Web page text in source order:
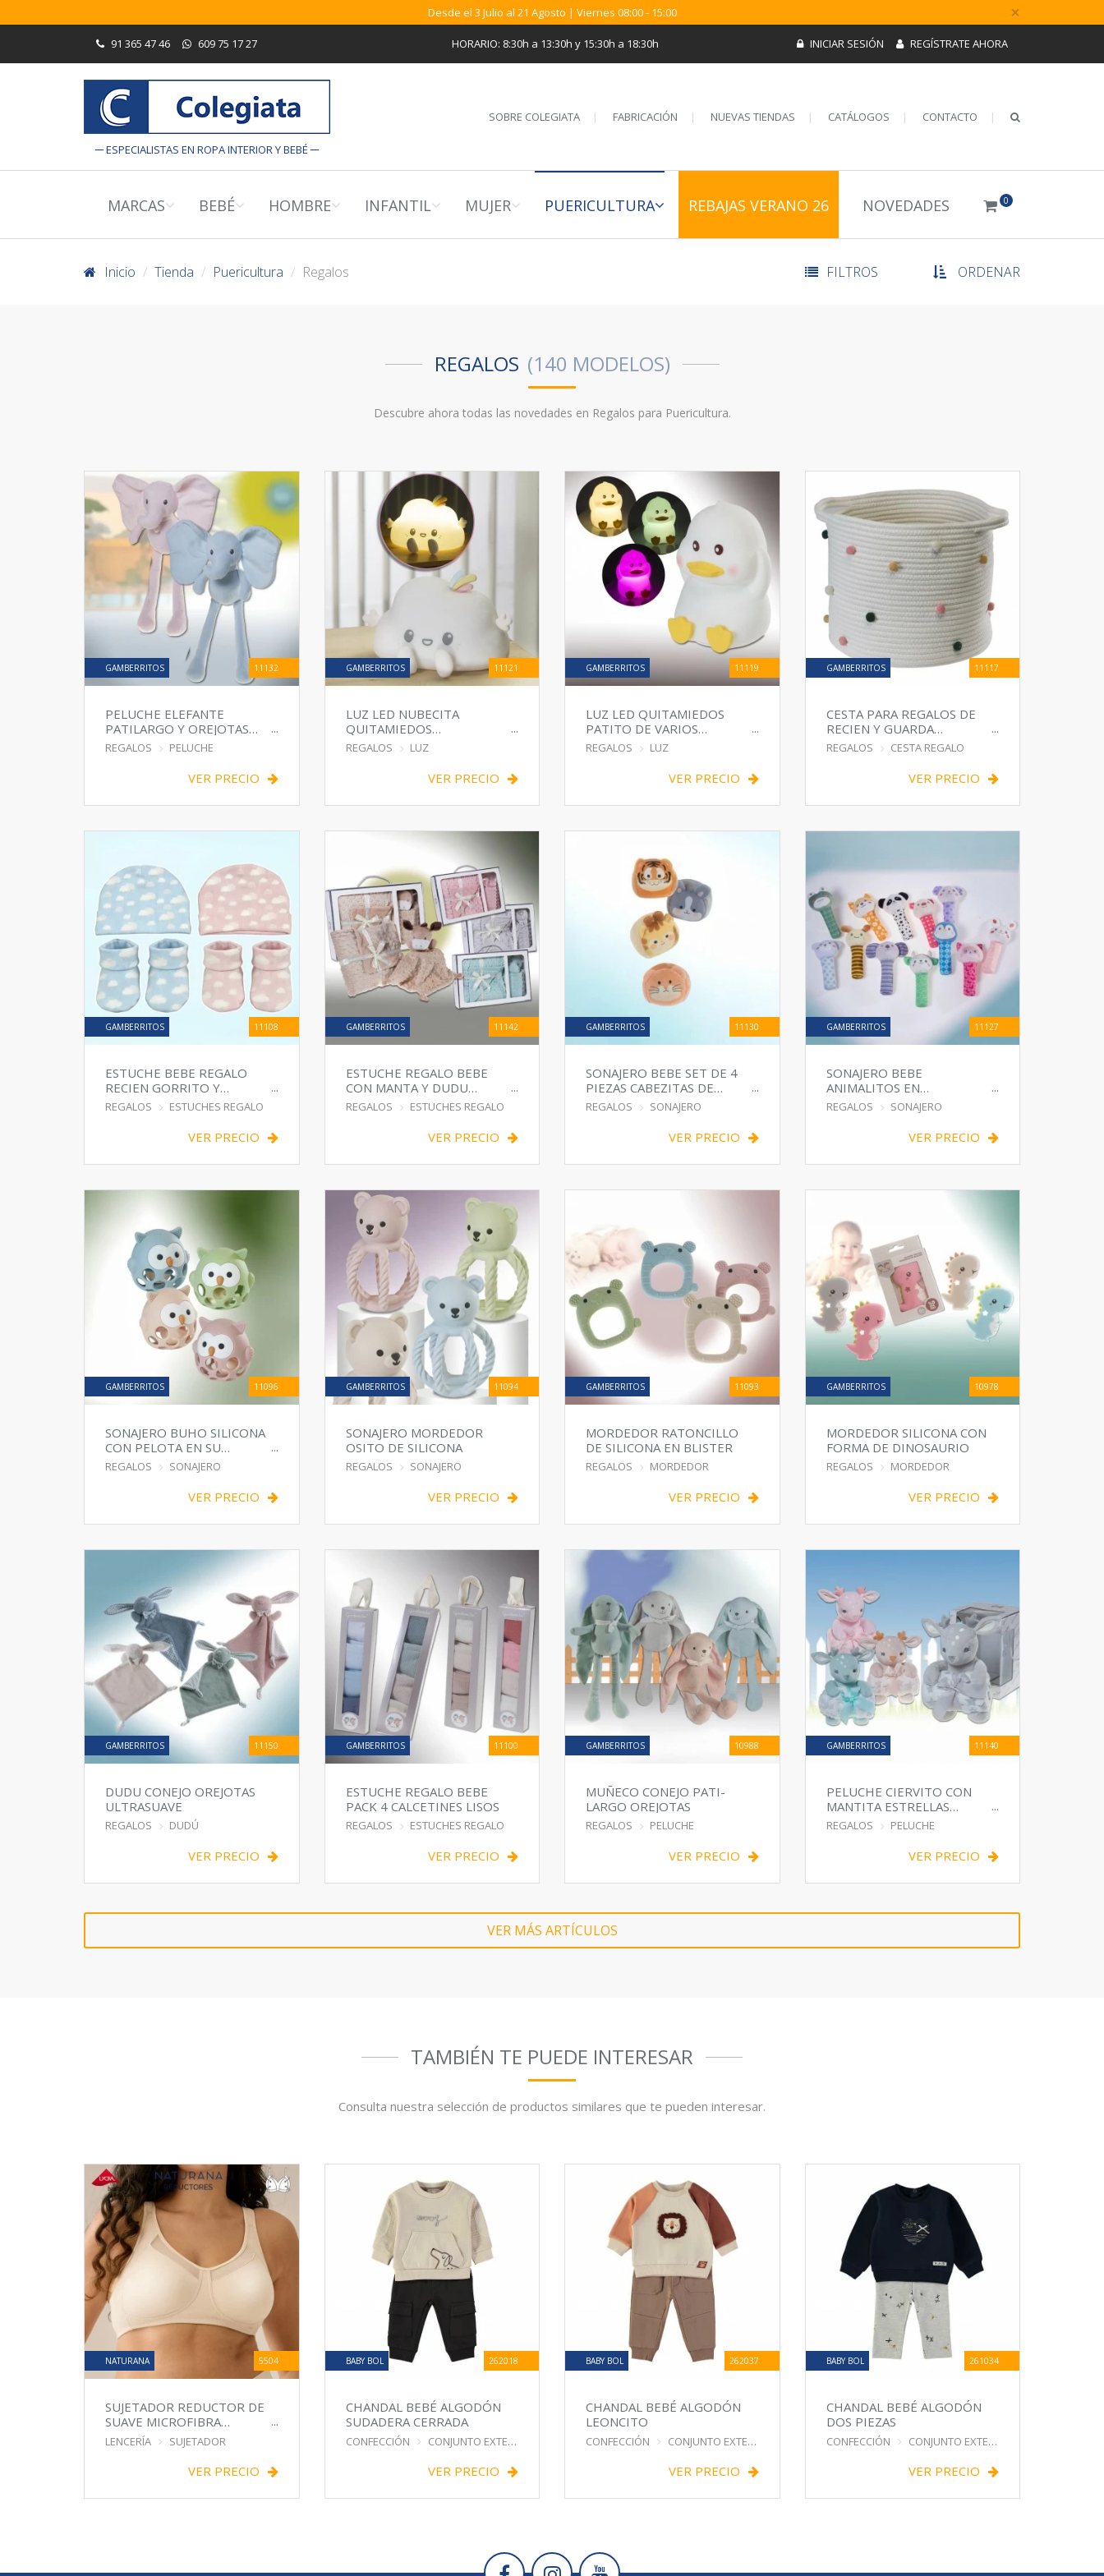
Desde el 3 Julio al 21 Agosto | Viernes 08:00 - 15:00 ×
91 365 47 46 609 75 17 27 HORARIO: 8:30h a 13:30h y 15:30h a 18:30h INICIAR SESIÓN REGÍSTRATE AHORA
ESPECIALISTAS EN ROPA INTERIOR Y BEBÉ
SOBRE COLEGIATA FABRICACIÓN NUEVAS TIENDAS CATÁLOGOS CONTACTO
MARCAS BEBÉ HOMBRE INFANTIL MUJER PUERICULTURA REBAJAS VERANO 26 NOVEDADES 0
Inicio Tienda Puericultura Regalos FILTROS ORDENAR
REGALOS
Descubre ahora todas las novedades en Regalos para Puericultura.
GAMBERRITOS 11132
PELUCHE ELEFANTE
PATILARGO Y OREJOTAS
TACTO SUAVE
REGALOS PELUCHE
VER PRECIO
GAMBERRITOS 11121
LUZ LED NUBECITA
QUITAMIEDOS
RECARGABLE
REGALOS LUZ
VER PRECIO
GAMBERRITOS 11119
LUZ LED QUITAMIEDOS
PATITO DE VARIOS
COLORES
REGALOS LUZ
VER PRECIO
GAMBERRITOS 11117
CESTA PARA REGALOS DE
RECIEN Y GUARDA
JUGUETES
REGALOS CESTA REGALO
VER PRECIO
GAMBERRITOS 11108
ESTUCHE BEBE REGALO
RECIEN GORRITO Y
PATUCOS
REGALOS ESTUCHES REGALO
VER PRECIO
GAMBERRITOS 11142
ESTUCHE REGALO BEBE
CON MANTA Y DUDU
ANIMALES
REGALOS ESTUCHES REGALO
VER PRECIO
GAMBERRITOS 11130
SONAJERO BEBE SET DE 4
PIEZAS CABEZITAS DE
ANIMAL
REGALOS SONAJERO
VER PRECIO
GAMBERRITOS 11127
SONAJERO BEBE
ANIMALITOS EN
EXPOSITOR 12 SURTIDO
REGALOS SONAJERO
VER PRECIO
GAMBERRITOS 11096
SONAJERO BUHO SILICONA
CON PELOTA EN SU
INTERIOR
REGALOS SONAJERO
VER PRECIO
GAMBERRITOS 11094
SONAJERO MORDEDOR
OSITO DE SILICONA
REGALOS SONAJERO
VER PRECIO
GAMBERRITOS 11093
MORDEDOR RATONCILLO
DE SILICONA EN BLISTER
REGALOS MORDEDOR
VER PRECIO
GAMBERRITOS 10978
MORDEDOR SILICONA CON
FORMA DE DINOSAURIO
REGALOS MORDEDOR
VER PRECIO
GAMBERRITOS 11150
DUDU CONEJO OREJOTAS
ULTRASUAVE
REGALOS DUDÚ
VER PRECIO
GAMBERRITOS 11100
ESTUCHE REGALO BEBE
PACK 4 CALCETINES LISOS
REGALOS ESTUCHES REGALO
VER PRECIO
GAMBERRITOS 10988
MUÑECO CONEJO PATI-
LARGO OREJOTAS
REGALOS PELUCHE
VER PRECIO
GAMBERRITOS 11140
PELUCHE CIERVITO CON
MANTITA ESTRELLAS
CORALINA
REGALOS PELUCHE
VER PRECIO
VER MÁS ARTÍCULOS
TAMBIÉN TE PUEDE INTERESAR
Consulta nuestra selección de productos similares que te pueden interesar.
NATURANA 5504
SUJETADOR REDUCTOR DE
SUAVE MICROFIBRA
ADAPTABLE
LENCERÍA SUJETADOR
VER PRECIO
BABY BOL 262018
CHANDAL BEBÉ ALGODÓN
SUDADERA CERRADA
CONFECCIÓN CONJUNTO EXTERIOR
VER PRECIO
BABY BOL 262037
CHANDAL BEBÉ ALGODÓN
LEONCITO
CONFECCIÓN CONJUNTO EXTERIOR
VER PRECIO
BABY BOL 261034
CHANDAL BEBÉ ALGODÓN
DOS PIEZAS
CONFECCIÓN CONJUNTO EXTERIOR
VER PRECIO